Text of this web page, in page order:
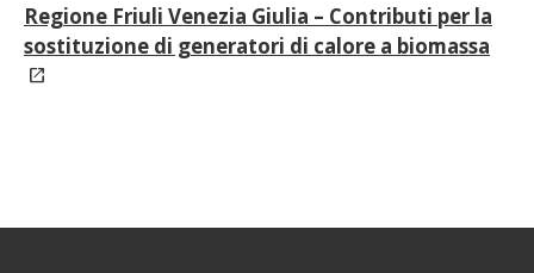
Regione Friuli Venezia Giulia – Contributi per la
sostituzione di generatori di calore a biomassa